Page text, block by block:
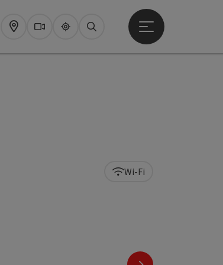
Map WebcamsUpperguide
Zoeken
Startmenu openen
Wi-Fi